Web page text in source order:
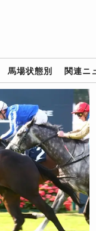
馬場状態別 関連ニ